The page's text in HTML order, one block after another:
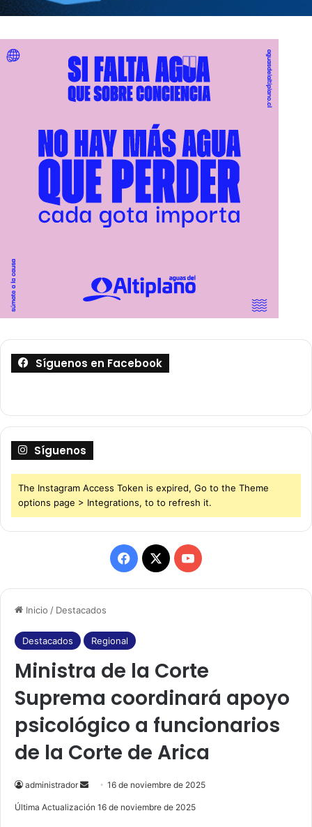
Inicio / Destacados
Destacados Regional
Ministra de la Corte
Suprema coordinará apoyo
psicológico a funcionarios
de la Corte de Arica
administrador
e
16 de noviembre de 2025
Última Actualización 16 de noviembre de 2025
Síguenos en Facebook
Síguenos
The Instagram Access Token is expired, Go to the Theme
options page > Integrations, to to refresh it.
F
a
e
b
o
o
k
X
Y
o
u
b
e